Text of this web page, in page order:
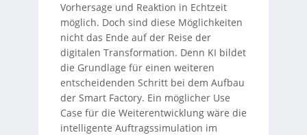
Vorhersage und Reaktion in Echtzeit
möglich. Doch sind diese Möglichkeiten
nicht das Ende auf der Reise der
digitalen Transformation. Denn KI bildet
die Grundlage für einen weiteren
entscheidenden Schritt bei dem Aufbau
der Smart Factory. Ein möglicher Use
Case für die Weiterentwicklung wäre die
intelligente Auftragssimulation im